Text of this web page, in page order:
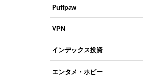
Puffpaw
VPN
インデックス投資
エンタメ・ホビー